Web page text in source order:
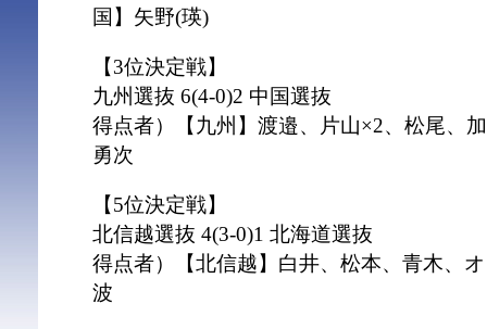
国】矢野(瑛)
【3位決定戦】
九州選抜 6(4-0)2 中国選抜
得点者）【九州】渡邉、片山×2、松尾、
勇次
【5位決定戦】
北信越選抜 4(3-0)1 北海道選抜
得点者）【北信越】白井、松本、青木、
波